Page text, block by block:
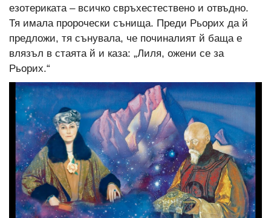
езотериката – всичко свръхестествено и отвъдно.
Тя имала пророчески сънища. Преди Рьорих да й
предложи, тя сънувала, че починалият й баща е
влязъл в стаята й и каза: „Лиля, ожени се за
Рьорих.“